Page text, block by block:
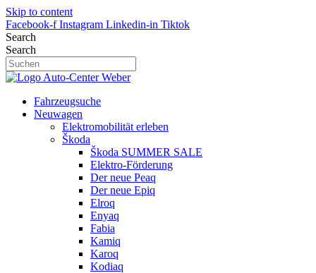
Skip to content
Facebook-f Instagram Linkedin-in Tiktok
Search
Search
Fahrzeugsuche
Neuwagen
Elektromobilität erleben
Škoda
Škoda SUMMER SALE
Elektro-Förderung
Der neue Peaq
Der neue Epiq
Elroq
Enyaq
Fabia
Kamiq
Karoq
Kodiaq